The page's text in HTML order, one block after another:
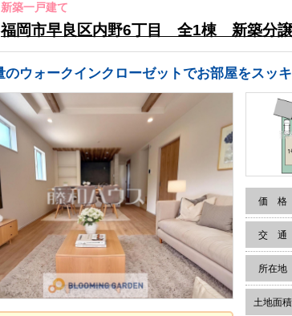
新築一戸建て
福岡市早良区内野6丁目 全1棟 新築分
価 格
交 通
所在地
土地面積